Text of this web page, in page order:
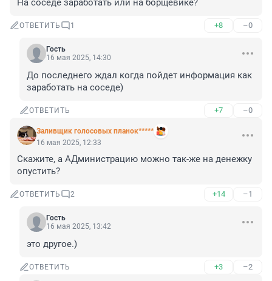
На соседе заработать или на борщевике?
ОТВЕТИТЬ 1 +8 –0
Гость
16 мая 2025, 14:30
До последнего ждал когда пойдет информация как
заработать на соседе)
ОТВЕТИТЬ +7 –0
Заливщик голосовых планок*****
16 мая 2025, 12:33
Скажите, а АДминистрацию можно так-же на денежку
опустить?
ОТВЕТИТЬ 2 +14 –1
Гость
16 мая 2025, 13:42
это другое.)
ОТВЕТИТЬ +3 –2